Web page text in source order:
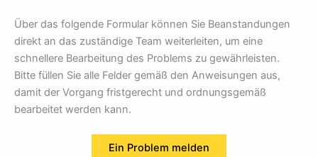
Über das folgende Formular können Sie Beanstandungen
direkt an das zuständige Team weiterleiten, um eine
schnellere Bearbeitung des Problems zu gewährleisten.
Bitte füllen Sie alle Felder gemäß den Anweisungen aus,
damit der Vorgang fristgerecht und ordnungsgemäß
bearbeitet werden kann.
Ein Problem melden